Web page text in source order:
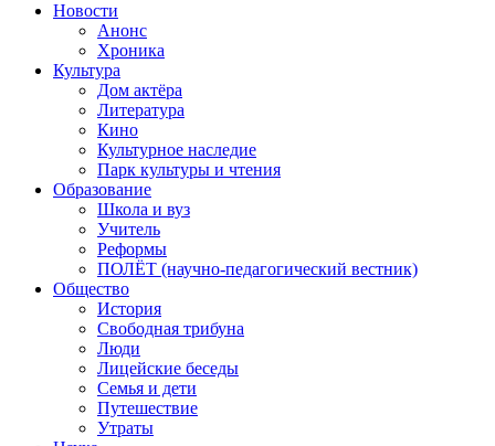
Новости
Анонс
Хроника
Культура
Дом актёра
Литература
Кино
Культурное наследие
Парк культуры и чтения
Образование
Школа и вуз
Учитель
Реформы
ПОЛЁТ (научно-педагогический вестник)
Общество
История
Свободная трибуна
Люди
Лицейские беседы
Семья и дети
Путешествие
Утраты